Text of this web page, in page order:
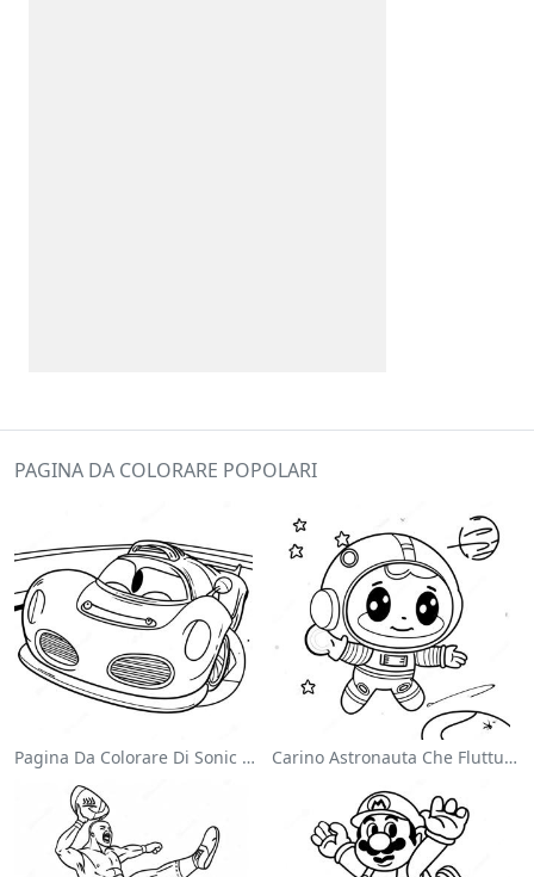
PAGINA DA COLORARE POPOLARI
Pagina Da Colorare Di Sonic Velocista Carino Astronauta Che Fluttua Nello Spazio Pagina Da Colorare